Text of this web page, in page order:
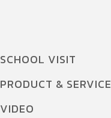
SCHOOL VISIT
PRODUCT & SERVICE
VIDEO